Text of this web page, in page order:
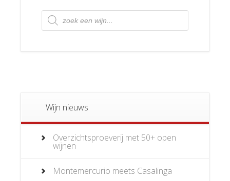
Producten
zoeken
Wijn nieuws
Overzichtsproeverij met 50+ open
wijnen
Montemercurio meets Casalinga